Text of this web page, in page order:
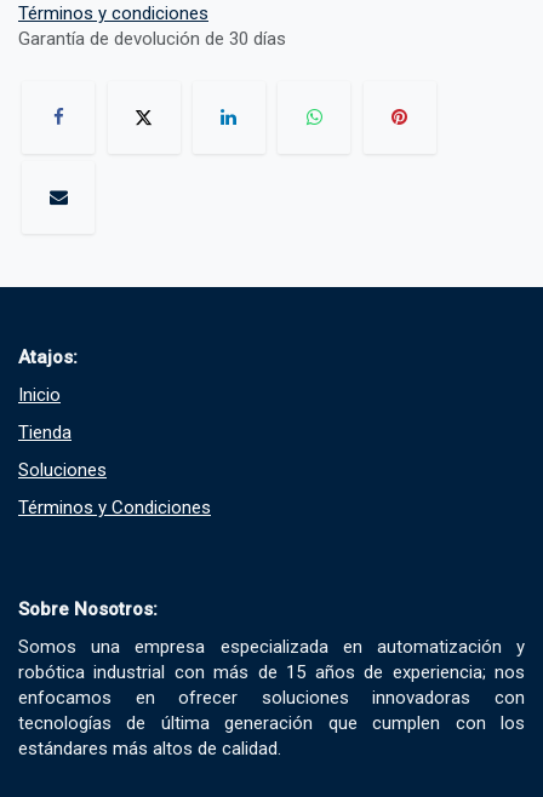
Términos y condiciones
Garantía de devolución de 30 días
Atajos:
Inicio
Tienda
Soluciones​
Términos y Condiciones​
Sobre Nosotros:
Somos una empresa especializada en automatización y
robótica industrial con más de 15 años de experiencia; nos
enfocamos en ofrecer soluciones innovadoras con
tecnologías de última generación que cumplen con los
estándares más altos de calidad.